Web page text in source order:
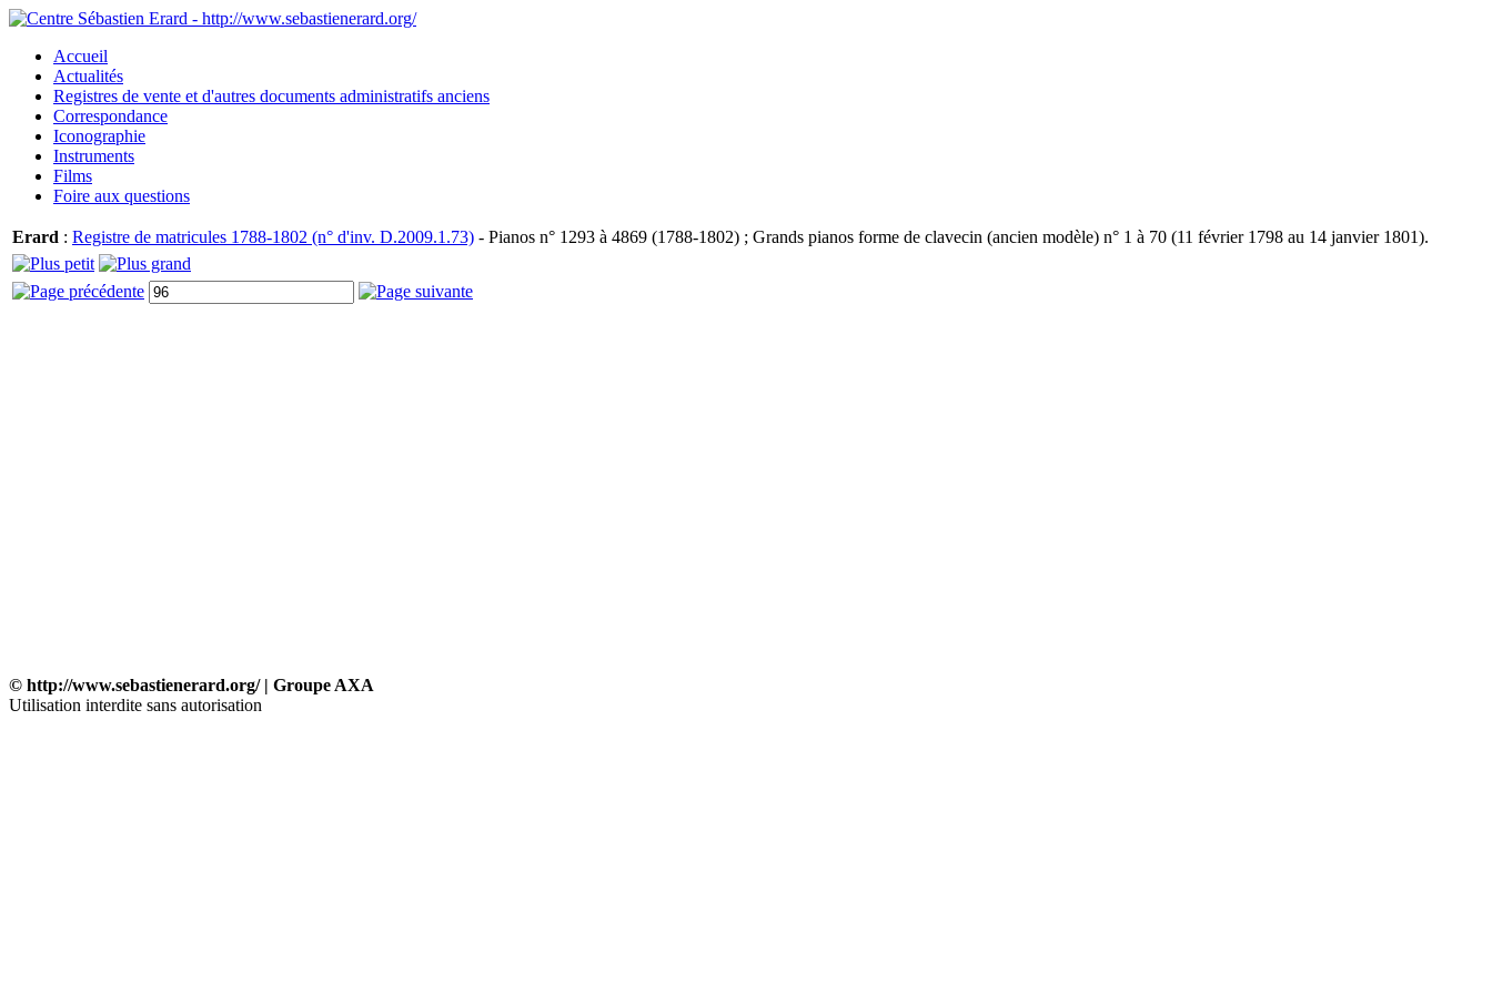
Accueil
Actualités
Registres de vente et d'autres documents administratifs anciens
Correspondance
Iconographie
Instruments
Films
Foire aux questions
Erard : Registre de matricules 1788-1802 (n° d'inv. D.2009.1.73) - Pianos n° 1293 à 4869 (1788-1802) ; Grands pianos forme de clavecin (ancien modèle) n° 1 à 70 (11 février 1798 au 14 janvier 1801).
© http://www.sebastienerard.org/ | Groupe AXA
Utilisation interdite sans autorisation